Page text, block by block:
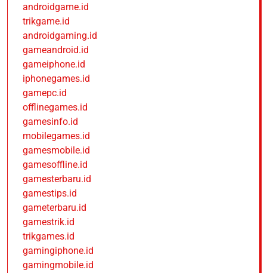
androidgame.id
trikgame.id
androidgaming.id
gameandroid.id
gameiphone.id
iphonegames.id
gamepc.id
offlinegames.id
gamesinfo.id
mobilegames.id
gamesmobile.id
gamesoffline.id
gamesterbaru.id
gamestips.id
gameterbaru.id
gamestrik.id
trikgames.id
gamingiphone.id
gamingmobile.id